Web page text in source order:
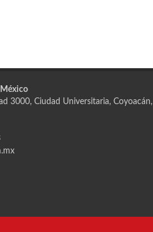
3000, Ciudad Universitaria, Coyoacán,